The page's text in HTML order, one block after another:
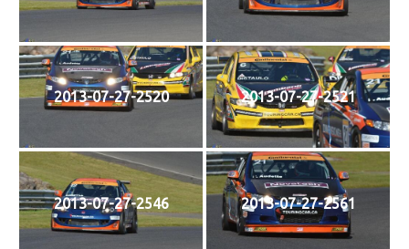
2013-07-27-2520 2013-07-27-2521
2013-07-27-2546 2013-07-27-2561